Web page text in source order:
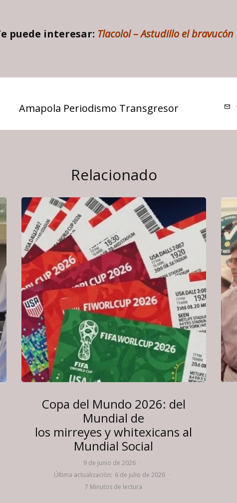
puede interesar: Tlacolol – Astudillo el bravucón
Amapola Periodismo Transgresor
Relacionado
Copa del Mundo 2026: del
Mundial de
los mirreyes y whitexicans al
Mundial Social
9 de junio de 2026 ·
Última actualización: 6 de julio de 2026 ·
7 Minutos de lectura